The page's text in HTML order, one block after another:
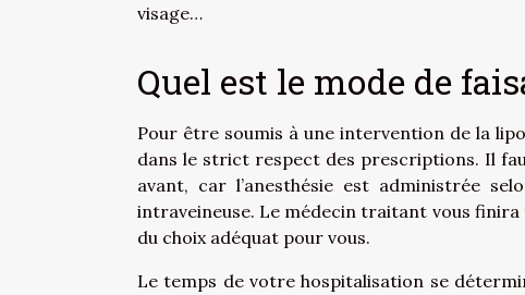
visage…
Quel est le mode de
Pour être soumis à une intervention de la
dans le strict respect des prescriptions. Il
avant, car l’anesthésie est administrée
intraveineuse. Le médecin traitant vous finira
du choix adéquat pour vous.
Le temps de votre hospitalisation se